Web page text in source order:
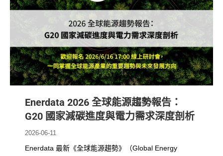
Enerdata 2026 全球能源趨勢報告：
G20 國家減碳進度與電力需求深度剖析
2026-06-11
Enerdata 最新《全球能源趨勢》（Global Energy